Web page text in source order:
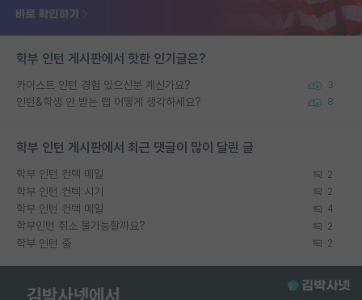
학부 인턴 게시판에서 핫한 인기글은?
카이스트 인턴 경험 있으신분 계신가요? 3
인턴&학생 안 받는 랩 어떻게 생각하세요? 8
학부 인턴 게시판에서 최근 댓글이 많이 달린 글
학부 인턴 컨택 메일 2
학부 인턴 컨텍 시기 2
학부 인턴 컨택 메일 4
학부인턴 취소 불가능할까요? 2
학부 인턴 중 2